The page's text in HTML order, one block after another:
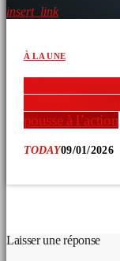
insert_link
À LA UNE
chez les
pousse à l’action
TODAY09/01/2026
Laisser une réponse